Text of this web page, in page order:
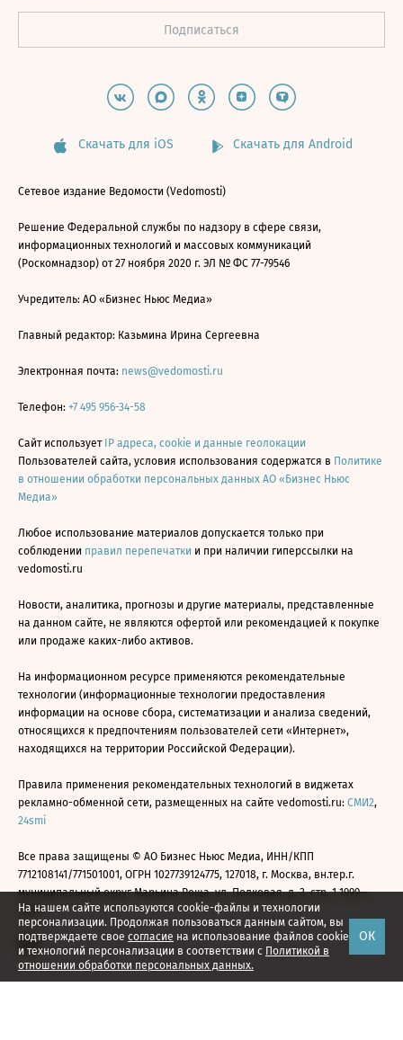
На нашем сайте используются cookie-файлы и технологии
персонализации. Продолжая пользоваться данным сайтом, вы
подтверждаете свое согласие на использование файлов cookie
и технологий персонализации в соответствии с Политикой в
отношении обработки персональных данных.
ОК
Скачать для iOS Скачать для Android
Сетевое издание Ведомости (Vedomosti)
Решение Федеральной службы по надзору в сфере связи,
информационных технологий и массовых коммуникаций
(Роскомнадзор) от 27 ноября 2020 г. ЭЛ № ФС 77-79546
Учредитель: АО «Бизнес Ньюс Медиа»
Главный редактор: Казьмина Ирина Сергеевна
Электронная почта: news@vedomosti.ru
Телефон: +7 495 956-34-58
Сайт использует IP адреса, cookie и данные геолокации
Пользователей сайта, условия использования содержатся в Политике
в отношении обработки персональных данных АО «Бизнес Ньюс
Медиа»
Любое использование материалов допускается только при
соблюдении правил перепечатки и при наличии гиперссылки на
vedomosti.ru
Новости, аналитика, прогнозы и другие материалы, представленные
на данном сайте, не являются офертой или рекомендацией к покупке
или продаже каких-либо активов.
На информационном ресурсе применяются рекомендательные
технологии (информационные технологии предоставления
информации на основе сбора, систематизации и анализа сведений,
относящихся к предпочтениям пользователей сети «Интернет»,
находящихся на территории Российской Федерации).
Правила применения рекомендательных технологий в виджетах
рекламно-обменной сети, размещенных на сайте vedomosti.ru: СМИ2,
24smi
Все права защищены © АО Бизнес Ньюс Медиа, ИНН/КПП
7712108141/771501001, ОГРН 1027739124775, 127018, г. Москва, вн.тер.г.
муниципальный округ Марьина Роща, ул. Полковая, д. 3, стр. 1 1999—
2026